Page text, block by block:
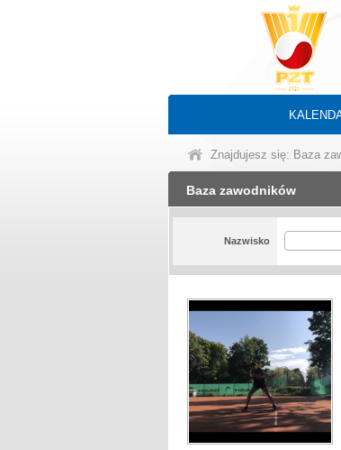
Znajdujesz się: Baza
Baza zawodników
Nazwisko